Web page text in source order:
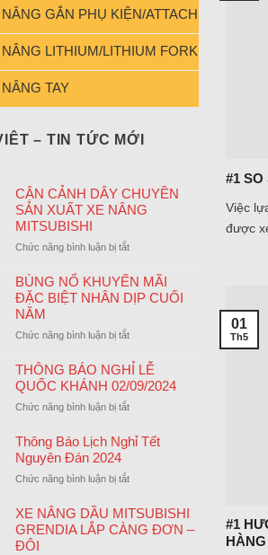
GẮN PHỤ KIỆN/ATTACHMENT
LITHIUM/LITHIUM FORKLIFT
TAY
– TIN TỨC MỚI
CẬN CẢNH DÂY CHUYỀN
SẢN XUẤT XE NÂNG
MITSUBISHI
Chức năng bình luận bị tắtở
CẢNH
DÂY
CHUYỀN
XUẤT
NÂNG
MITSUBISHI
BÙNG NỔ KHUYẾN MÃI
ĐẶC BIỆT NHÂN DỊP CUỐI
NĂM
Chức năng bình luận bị tắtở
NỔ
KHUYẾN
ĐẶC
NHÂN
THÔNG BÁO NGHỈ LỄ
QUỐC KHÁNH 02/09/2024
Chức năng bình luận bị tắtở
BÁO
QUỐC
02/09/2024
Thông Báo Lịch Nghỉ Tết
Nguyên Đán 2024
Chức năng bình luận bị tắtở
Báo
Lịch
XE NÂNG DẦU MITSUBISHI
GRENDIA LẮP CÀNG ĐƠN –
ĐÔI
#1 SO
Việc
được
#1
01
Th5